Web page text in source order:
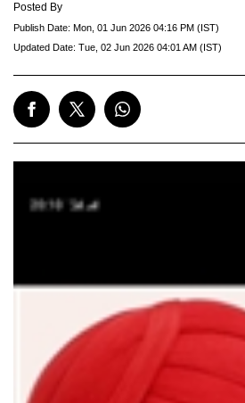
Posted By
Publish Date: Mon, 01 Jun 2026 04:16 PM (IST)
Updated Date: Tue, 02 Jun 2026 04:01 AM (IST)